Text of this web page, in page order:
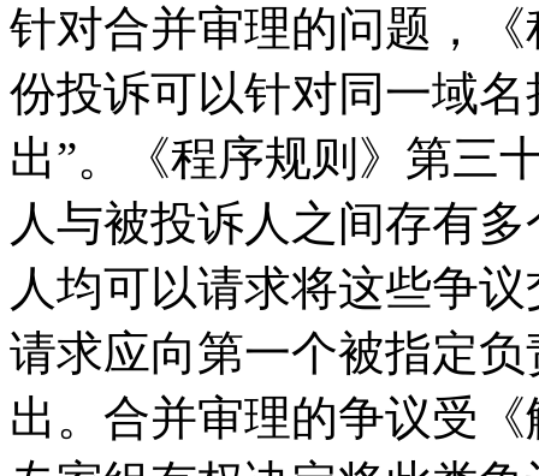
针对合并审理的问题，
份投诉可以针对同一域
出”。《程序规则》第三
人与被投诉人之间存有
人均可以请求将这些争
请求应向第一个被指定
出。合并审理的争议受